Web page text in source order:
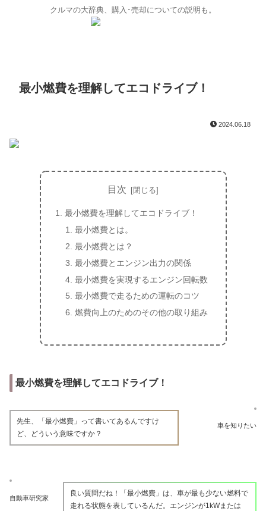
クルマの大辞典、購入･売却についての説明も。
最小燃費を理解してエコドライブ！
2024.06.18
目次
最小燃費を理解してエコドライブ！
最小燃費とは。
最小燃費とは？
最小燃費とエンジン出力の関係
最小燃費を実現するエンジン回転数
最小燃費で走るための運転のコツ
燃費向上のためのその他の取り組み
最小燃費を理解してエコドライブ！
車を知りたい
先生、「最小燃費」って書いてあるんですけ
ど、どういう意味ですか？
自動車研究家
良い質問だね！「最小燃費」は、車が最も少ない燃料で
走れる状態を表しているんだ。エンジンが1kWまたは